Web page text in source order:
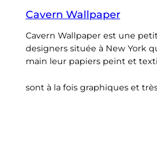
Cavern Wallpaper
Cavern Wallpaper est une
designers située à New York
main leur papiers peint et
sont à la fois graphiques et